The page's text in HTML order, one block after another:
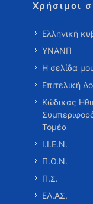
Χρήσιμοι
Ελληνική
ΥΝΑΝΠ
Η σελίδα
Επιτελική
Κώδικας
Τομέα
Ι.Ι.Ε.Ν.
Π.Ο.Ν.
Π.Σ.
ΕΛ.ΑΣ.